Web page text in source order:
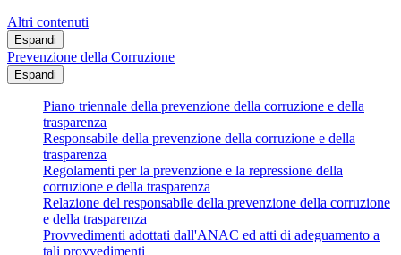
Altri contenuti
Espandi
Prevenzione della Corruzione
Espandi
Piano triennale della prevenzione della corruzione e della
trasparenza
Responsabile della prevenzione della corruzione e della
trasparenza
Regolamenti per la prevenzione e la repressione della
corruzione e della trasparenza
Relazione del responsabile della prevenzione della corruzione
e della trasparenza
Provvedimenti adottati dall'ANAC ed atti di adeguamento a
tali provvedimenti